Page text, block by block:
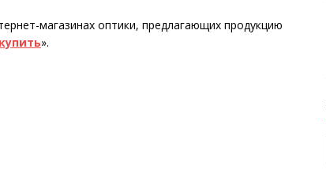
магазинах оптики, предлагающих продукцию
».